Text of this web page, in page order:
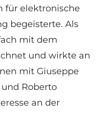
für elektronische
begeisterte. Als
mit dem
und wirkte an
mit Giuseppe
Roberto
an der